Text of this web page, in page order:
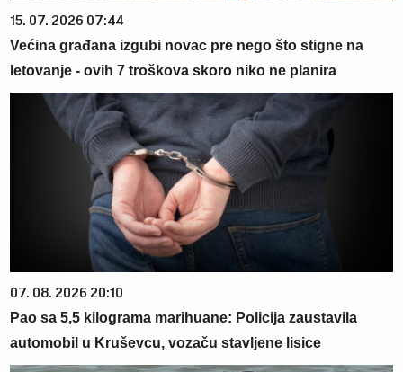
15. 07. 2026 07:44
Većina građana izgubi novac pre nego što stigne na
letovanje - ovih 7 troškova skoro niko ne planira
07. 08. 2026 20:10
Pao sa 5,5 kilograma marihuane: Policija zaustavila
automobil u Kruševcu, vozaču stavljene lisice